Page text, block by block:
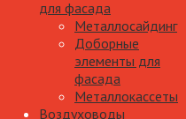
для фасада
Металлосайдинг
Доборные
элементы для
фасада
Металлокассеты
Воздуховоды